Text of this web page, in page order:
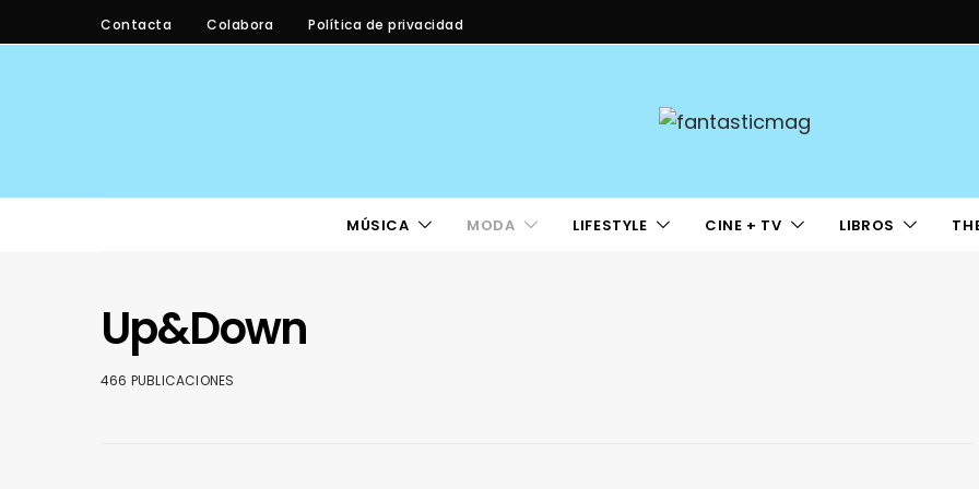
Contacta Colabora Política de privacidad
MÚSICA MODA LIFESTYLE CINE + TV LIBROS
Up&Down
466 PUBLICACIONES